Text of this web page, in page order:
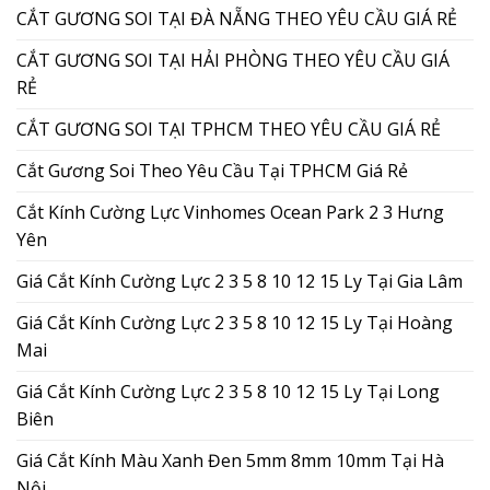
CẮT GƯƠNG SOI TẠI ĐÀ NẴNG THEO YÊU CẦU GIÁ RẺ
CẮT GƯƠNG SOI TẠI HẢI PHÒNG THEO YÊU CẦU GIÁ
RẺ
CẮT GƯƠNG SOI TẠI TPHCM THEO YÊU CẦU GIÁ RẺ
Cắt Gương Soi Theo Yêu Cầu Tại TPHCM Giá Rẻ
Cắt Kính Cường Lực Vinhomes Ocean Park 2 3 Hưng
Yên
Giá Cắt Kính Cường Lực 2 3 5 8 10 12 15 Ly Tại Gia Lâm
Giá Cắt Kính Cường Lực 2 3 5 8 10 12 15 Ly Tại Hoàng
Mai
Giá Cắt Kính Cường Lực 2 3 5 8 10 12 15 Ly Tại Long
Biên
Giá Cắt Kính Màu Xanh Đen 5mm 8mm 10mm Tại Hà